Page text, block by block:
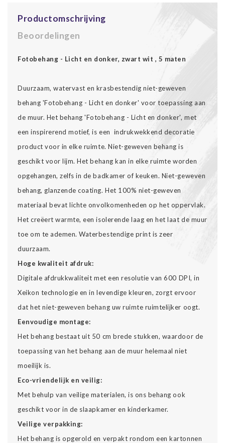
Productomschrijving
Beoordelingen
Fotobehang - Licht en donker, zwart wit , 5 maten
Duurzaam, watervast en krasbestendig niet-geweven
behang 'Fotobehang - Licht en donker' voor toepassing aan
de muur. Het behang 'Fotobehang - Licht en donker', met
een inspirerend motief, is een indrukwekkend decoratie
product voor in elke ruimte. Niet-geweven behang is
geschikt voor lijm. Het behang kan in elke ruimte worden
opgehangen, zelfs in de badkamer of keuken. Niet-geweven
behang, glanzende coating. Het 100% niet-geweven
materiaal bevat lichte onvolkomenheden op het oppervlak.
Het creëert warmte, een isolerende laag en het laat de muur
toe om te ademen. Waterbestendige print is zeer
duurzaam.
Hoge kwaliteit afdruk:
Digitale afdrukkwaliteit met een resolutie van 600 DPI, in
Xeikon technologie en in levendige kleuren, zorgt ervoor
dat het niet-geweven behang uw ruimte ruimtelijker oogt.
Eenvoudige montage:
Het behang bestaat uit 50 cm brede stukken, waardoor de
toepassing van het behang aan de muur helemaal niet
moeilijk is.
Eco-vriendelijk en veilig:
Met behulp van veilige materialen, is ons behang ook
geschikt voor in de slaapkamer en kinderkamer.
Veilige verpakking:
Het behang is opgerold en verpakt rondom een kartonnen